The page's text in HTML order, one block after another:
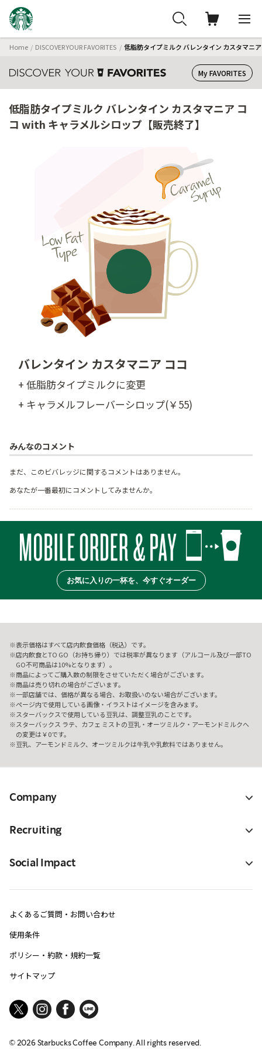
Home DISCOVER YOUR FAVORITES 低脂肪タイプミルク バレンタイン カスタマニ
My FAVORITES
低脂肪タイプミルク バレンタイン カスタマニア コ
コ with キャラメルシロップ【販売終了】
バレンタイン カスタマニア ココ
+ 低脂肪タイプミルクに変更
+ キャラメルフレーバーシロップ(￥55)
みんなのコメント
まだ、このビバレッジに関するコメントはありません。
あなたが一番最初にコメントしてみませんか。
お気に入りの一杯を、今すぐオーダー
表示価格はすべて店内飲食価格（税込）です。
店内飲食とTO GO（お持ち帰り）では税率が異なります（アルコール及び一部TO
GO不可商品は10%となります）。
商品によってご購入数の制限をさせていただく場合がございます。
商品は売り切れの場合がございます。
一部店舗では、価格が異なる場合、お取扱いのない場合がございます。
ページ内で使用している画像・イラストはイメージを含みます。
スターバックスで使用している豆乳は、調整豆乳のことです。
スターバックス ラテ、カフェ ミストの豆乳・オーツミルク・アーモンドミルクへ
の変更は￥0です。
豆乳、アーモンドミルク、オーツミルクは牛乳や乳飲料ではありません。
Company
Recruiting
Social Impact
よくあるご質問・お問い合わせ
使用条件
ポリシー・約款・規約一覧
サイトマップ
© 2026Starbucks Coffee Company. All rights reserved.